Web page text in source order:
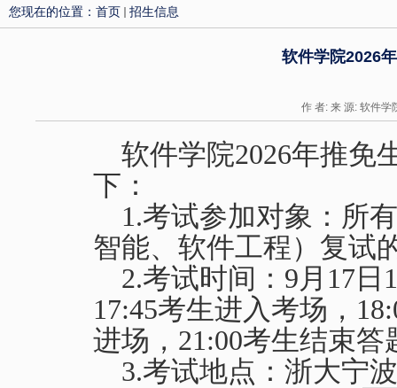
您现在的位置： 首页 招生信息
软件学院2026
作 者: 来 源: 软件
软件学院2026年推免
下：
1.考试参加对象：所
智能、软件工程）复试
2.考试时间： 9月 17 日
17:45考生进入考场，
进场， 21:00考生结束答
3.考试地点：浙大宁